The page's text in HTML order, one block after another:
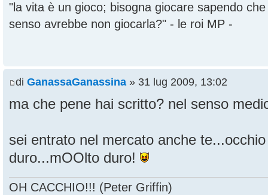
"la vita è un gioco; bisogna giocare sapendo
senso avrebbe non giocarla?" - le roi MP -
di GanassaGanassina » 31 lug 2009, 13:02
ma che pene hai scritto? nel senso
sei entrato nel mercato anche
duro...mOOlto duro!
OH CACCHIO!!! (Peter Griffin)